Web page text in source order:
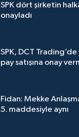
SPK dört şirketin
onayladı
SPK, DCT
pay satışına onay
Fidan: Mekke
5. maddesiyle aynı